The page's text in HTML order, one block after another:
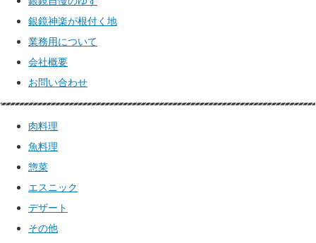
銀鏡神楽が根付く地
業務用について
会社概要
お問い合わせ
肉料理
魚料理
惣菜
エスニック
デザート
その他